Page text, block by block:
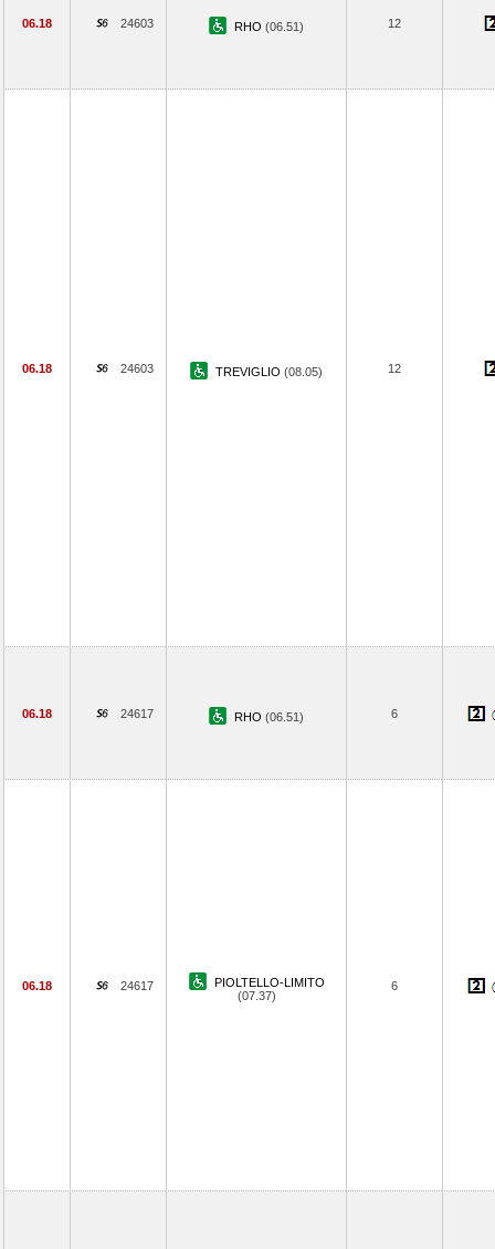
06.18 24603 RHO (06.51) 12
06.18 24603 TREVIGLIO (08.05) 12
06.18 24617 RHO (06.51) 6
06.18 24617
PIOLTELLO-LIMITO
(07.37)
6